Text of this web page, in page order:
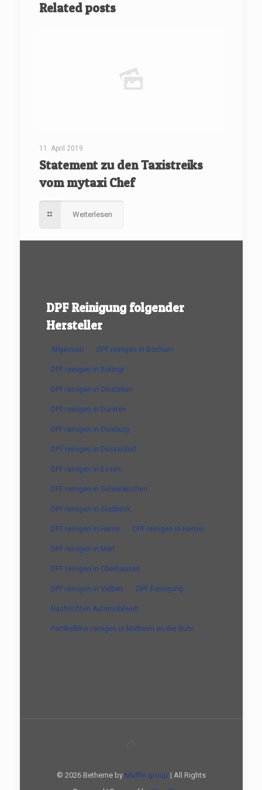
Related posts
11. April 2019
Statement zu den Taxistreiks
vom mytaxi Chef
Weiterlesen
DPF Reinigung folgender
Hersteller
Allgemein DPF reinigen in Bochum
DPF reinigen in Bottrop
DPF reinigen in Dinslaken
DPF reinigen in Dorsten
DPF reinigen in Duisburg
DPF reinigen in Düsseldorf
DPF reinigen in Essen
DPF reinigen in Gelsenkirchen
DPF reinigen in Gladbeck
DPF reinigen in Herne DPF reinigen in Herten
DPF reinigen in Marl
DPF reinigen in Oberhausen
DPF reinigen in Velbert DPF Reinigung
Nachrichten Automobilwelt
Partikelfilter reinigen in Mülheim an der Ruhr
© 2026 Betheme by Muffin group | All Rights